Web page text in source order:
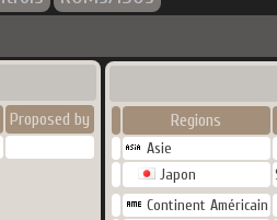
Proposed by Regions
Asie
Japon
Continent Américain